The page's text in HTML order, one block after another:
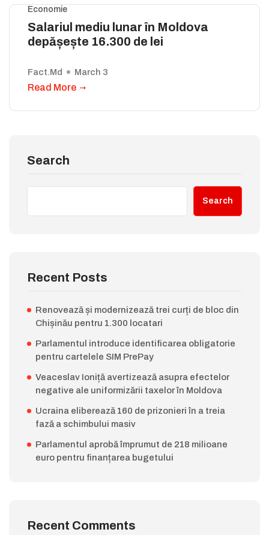
Economie
Salariul mediu lunar în Moldova
depășește 16.300 de lei
Fact.md March 3
Read More
Search
Search
Recent Posts
Renovează și modernizează trei curți de bloc din
Chișinău pentru 1.300 locatari
Parlamentul introduce identificarea obligatorie
pentru cartelele SIM PrePay
Veaceslav Ioniță avertizează asupra efectelor
negative ale uniformizării taxelor în Moldova
Ucraina eliberează 160 de prizonieri în a treia
fază a schimbului masiv
Parlamentul aprobă împrumut de 218 milioane
euro pentru finanțarea bugetului
Recent Comments